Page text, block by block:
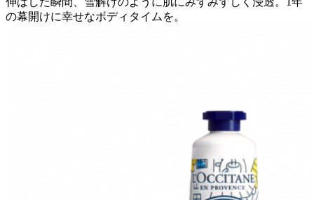
の幕開けに幸せなボディタイムを。